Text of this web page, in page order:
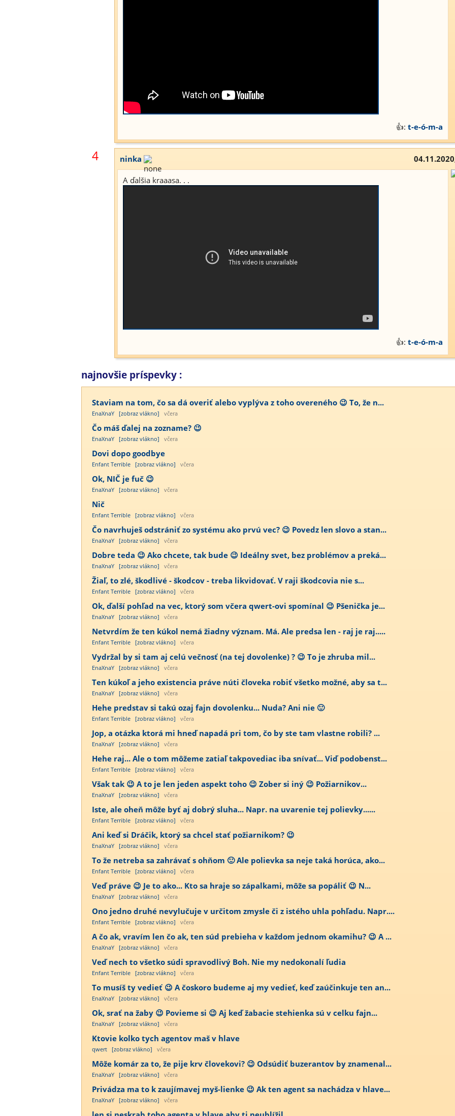
👍: t-e-ó-m-a
4 ninka
A ďalšia kraaasa. . .
👍: t-e-ó-m-a
najnovšie príspevky :
Staviam na tom, čo sa dá overiť alebo vyplýva z toho overeného 😉 To, že n...
EnaXnaY [zobraz vlákno] včera
Čo máš ďalej na zozname? 😉
EnaXnaY [zobraz vlákno] včera
Dovi dopo goodbye
Enfant Terrible [zobraz vlákno] včera
Ok, NIČ je fuč 😉
EnaXnaY [zobraz vlákno] včera
Nič
Enfant Terrible [zobraz vlákno] včera
Čo navrhuješ odstrániť zo systému ako prvú vec? 😉 Povedz len slovo a stan...
EnaXnaY [zobraz vlákno] včera
Dobre teda 😉 Ako chcete, tak bude 😉 Ideálny svet, bez problémov a preká...
EnaXnaY [zobraz vlákno] včera
Žiaľ, to zlé, škodlivé - škodcov - treba likvidovať. V raji škodcovia nie s...
Enfant Terrible [zobraz vlákno] včera
Ok, ďalší pohľad na vec, ktorý som včera qwert-ovi spomínal 😉 Pšenička je...
EnaXnaY [zobraz vlákno] včera
Netvrdím že ten kúkol nemá žiadny význam. Má. Ale predsa len - raj je raj.....
Enfant Terrible [zobraz vlákno] včera
Vydržal by si tam aj celú večnosť (na tej dovolenke) ? 😉 To je zhruba mil...
EnaXnaY [zobraz vlákno] včera
Ten kúkoľ a jeho existencia práve núti človeka robiť všetko možné, aby sa t...
EnaXnaY [zobraz vlákno] včera
Hehe predstav si takú ozaj fajn dovolenku... Nuda? Ani nie 🙂
Enfant Terrible [zobraz vlákno] včera
Jop, a otázka ktorá mi hneď napadá pri tom, čo by ste tam vlastne robili? ...
EnaXnaY [zobraz vlákno] včera
Hehe raj... Ale o tom môžeme zatiaľ takpovediac iba snívať... Viď podobenst...
Enfant Terrible [zobraz vlákno] včera
Však tak 😉 A to je len jeden aspekt toho 😉 Zober si iný 😉 Požiarnikov...
EnaXnaY [zobraz vlákno] včera
Iste, ale oheň môže byť aj dobrý sluha... Napr. na uvarenie tej polievky......
Enfant Terrible [zobraz vlákno] včera
Ani keď si Dráčik, ktorý sa chcel stať požiarnikom? 😉
EnaXnaY [zobraz vlákno] včera
To že netreba sa zahrávať s ohňom 🙂 Ale polievka sa neje taká horúca, ako...
Enfant Terrible [zobraz vlákno] včera
Veď práve 😉 Je to ako... Kto sa hraje so zápalkami, môže sa popáliť 😉 N...
EnaXnaY [zobraz vlákno] včera
Ono jedno druhé nevylučuje v určitom zmysle či z istého uhla pohľadu. Napr....
Enfant Terrible [zobraz vlákno] včera
A čo ak, vravím len čo ak, ten súd prebieha v každom jednom okamihu? 😉 A ...
EnaXnaY [zobraz vlákno] včera
Veď nech to všetko súdi spravodlivý Boh. Nie my nedokonalí ľudia
Enfant Terrible [zobraz vlákno] včera
To musíš ty vedieť 😉 A čoskoro budeme aj my vedieť, keď zaúčinkuje ten an...
EnaXnaY [zobraz vlákno] včera
Ok, srať na žaby 😉 Povieme si 😉 Aj keď žabacie stehienka sú v celku fajn...
EnaXnaY [zobraz vlákno] včera
Ktovie kolko tych agentov maš v hlave
qwert [zobraz vlákno] včera
Môže komár za to, že pije krv človekovi? 😉 Odsúdiť buzerantov by znamenal...
EnaXnaY [zobraz vlákno] včera
Privádza ma to k zaujímavej myš-lienke 😉 Ak ten agent sa nachádza v hlave...
EnaXnaY [zobraz vlákno] včera